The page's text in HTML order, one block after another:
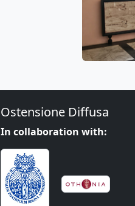
Ostensione Diffusa
In collaboration with: